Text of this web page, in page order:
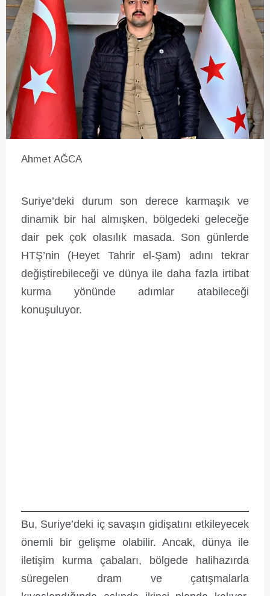
Ahmet AĞCA
Suriye’deki durum son derece karmaşık ve
dinamik bir hal almışken, bölgedeki geleceğe
dair pek çok olasılık masada. Son günlerde
HTŞ’nin (Heyet Tahrir el-Şam) adını tekrar
değiştirebileceği ve dünya ile daha fazla irtibat
kurma yönünde adımlar atabileceği
konuşuluyor.
Bu, Suriye’deki iç savaşın gidişatını etkileyecek
önemli bir gelişme olabilir. Ancak, dünya ile
iletişim kurma çabaları, bölgede halihazırda
süregelen dram ve çatışmalarla